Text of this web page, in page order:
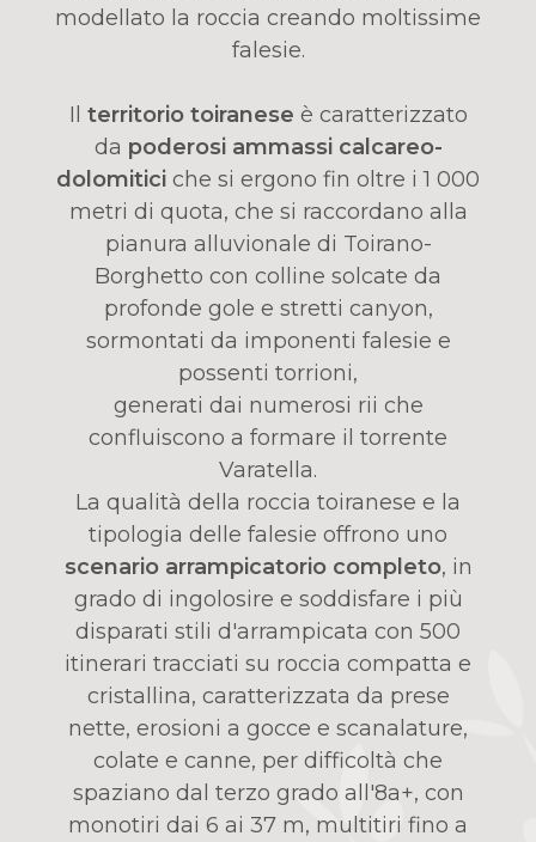
modellato la roccia creando moltissime
falesie.
Il territorio toiranese è caratterizzato
da poderosi ammassi calcareo-
dolomitici che si ergono fin oltre i 1 000
metri di quota, che si raccordano alla
pianura alluvionale di Toirano-
Borghetto con colline solcate da
profonde gole e stretti canyon,
sormontati da imponenti falesie e
possenti torrioni,
generati dai numerosi rii che
confluiscono a formare il torrente
Varatella.
La qualità della roccia toiranese e la
tipologia delle falesie offrono uno
scenario arrampicatorio completo, in
grado di ingolosire e soddisfare i più
disparati stili d'arrampicata con 500
itinerari tracciati su roccia compatta e
cristallina, caratterizzata da prese
nette, erosioni a gocce e scanalature,
colate e canne, per difficoltà che
spaziano dal terzo grado all'8a+, con
monotiri dai 6 ai 37 m, multitiri fino a